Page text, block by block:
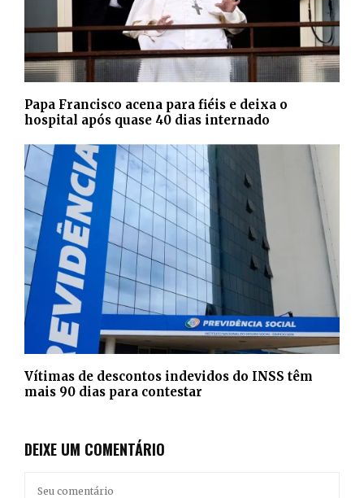
Papa Francisco acena para fiéis e deixa o
hospital após quase 40 dias internado
Vítimas de descontos indevidos do INSS têm
mais 90 dias para contestar
DEIXE UM COMENTÁRIO